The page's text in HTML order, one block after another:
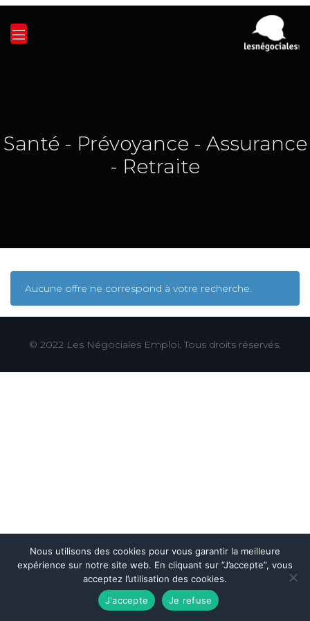
Santé - Prévoyance - Assurance
- Retraite
Aucune offre ne correspond à votre recherche.
© 2022 Les Négociales Emploi. Tous droits réservés.
Nous utilisons des cookies pour vous garantir la meilleure
expérience sur notre site web. En cliquant sur ”J’accepte”, vous
acceptez l’utilisation des cookies.
J'accepte
Je refuse